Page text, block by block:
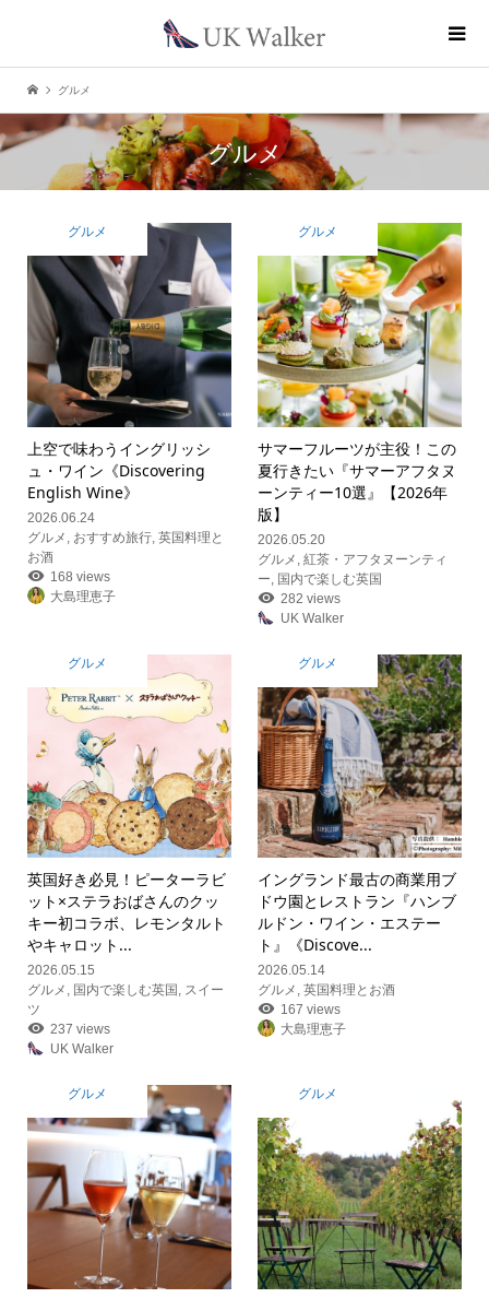
グルメ
グルメ
グルメ
上空で味わうイングリッシ
ュ・ワイン《Discovering
English Wine》
2026.06.24
グルメ
おすすめ旅行, 英国料理と
お酒
168 views
大島理恵子
グルメ
サマーフルーツが主役！この
夏行きたい『サマーアフタヌ
ーンティー10選』【2026年
版】
2026.05.20
グルメ ,紅茶・アフタヌーンティ
ー 国内で楽しむ英国
282 views
UK Walker
グルメ
英国好き必見！ピーターラビ
ット×ステラおばさんのクッ
キー初コラボ、レモンタルト
やキャロット...
2026.05.15
グルメ , 国内で楽しむ英国 , スイー
ツ
237 views
UK Walker
グルメ
イングランド最古の商業用ブ
ドウ園とレストラン『ハンブ
ルドン・ワイン・エステー
ト』《Discove...
2026.05.14
グルメ ,英国料理とお酒
167 views
大島理恵子
グルメ グルメ